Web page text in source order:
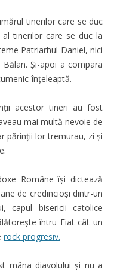
tinerilor care se duc
tinerilor care se duc la
Patriarhul Daniel, nici
Și-apoi a compara
înțeleaptă.
acestor tineri au fost
mai multă nevoie de
părinții lor tremurau, zi și
Române își dictează
de credincioși dintr-un
capul bisericii catolice
întru Fiat cât un
rock progresiv.
mâna diavolului și nu a